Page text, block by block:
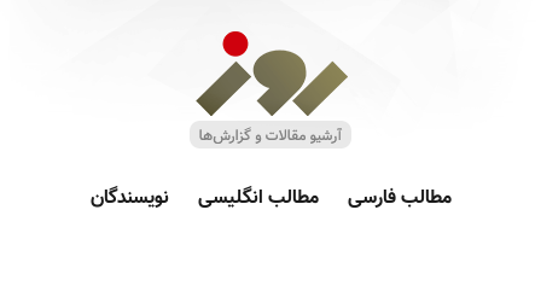
مطالب فارسی مطالب انگلیسی نویسندگان